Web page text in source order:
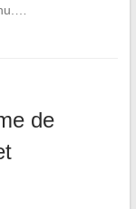
de